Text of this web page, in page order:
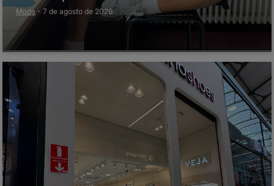
Moda - 7 de agosto de 2026